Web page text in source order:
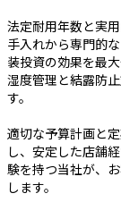
法定耐用年数と実
手入れから専門的
装投資の効果を最
湿度管理と結露防
す。
適切な予算計画と
し、安定した店舗
験を持つ当社が、
します。